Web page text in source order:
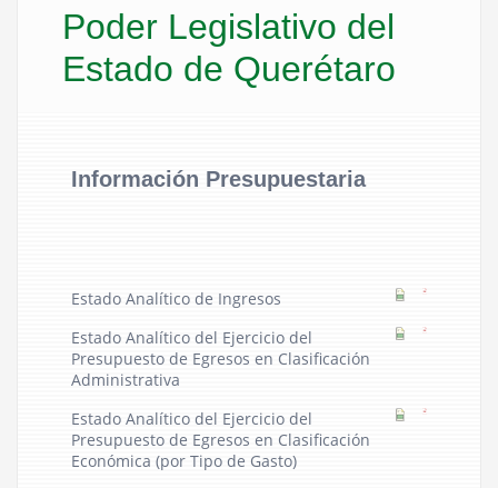
Poder Legislativo del
Estado de Querétaro
Información Presupuestaria
Estado Analítico de Ingresos
Estado Analítico del Ejercicio del
Presupuesto de Egresos en Clasificación
Administrativa
Estado Analítico del Ejercicio del
Presupuesto de Egresos en Clasificación
Económica (por Tipo de Gasto)